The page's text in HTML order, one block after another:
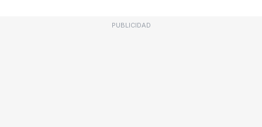
PUBLICIDAD